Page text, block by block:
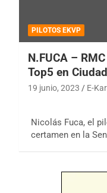
PILOTOS EKVP
N.FUCA –
Top5 en
19 junio, 2023 E-
Nicolás Fuca, el
certamen en la